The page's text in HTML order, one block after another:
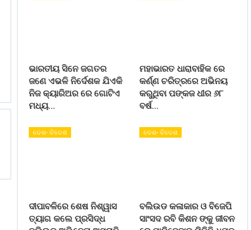
ଭାରତୀୟ ସିନେ ଜଗତର
ଜଣେ ଏଭଳି ନିର୍ଦେଶକ ଯିଏକି
ନିଜ କ୍ୟାରିଅର ରେ ଗୋଟିଏ
ମଧ୍ୟ…
ମହାଭାରତ ଧାରାବାହିକ ରେ
କର୍ଣ୍ଣ ଚରିତ୍ରରେ ଅଭିନୟ
କରୁଥିବା ପଙ୍କଜ ଧୀର ୬୮
ବର୍ଷ…
ଦେଶ- ବିଦେଶ
ଦୀପାବଳିରେ ଶେଷ ନିଶ୍ୱାସ
ତ୍ୟାଗ କଲେ ପ୍ରସିଦ୍ଧ
ଦେଶ- ବିଦେଶ
ବଲିଉଡ କଳାକାର ଓ ବିଜେପି
ସାଂସଦ ରବି କିଶନ ଙ୍କୁ ଜୀବନ